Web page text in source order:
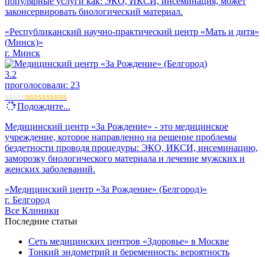
законсервировать биологический материал.
«Республиканский научно-практический центр «Мать и дитя»
(Минск)»
г. Минск
3.2
проголосовали: 23
Подождите...
Медицинский центр «За Рождение» - это медицинское
учреждение, которое направленно на решение проблемы
бездетности проводя процедуры: ЭКО, ИКСИ, инсеминацию,
заморозку биологического материала и лечение мужских и
женских заболеваний.
«Медицинский центр «За Рождение» (Белгород)»
г. Белгород
Все Клиники
Последние статьи
Сеть медицинских центров «Здоровье» в Москве
Тонкий эндометрий и беременность: вероятность